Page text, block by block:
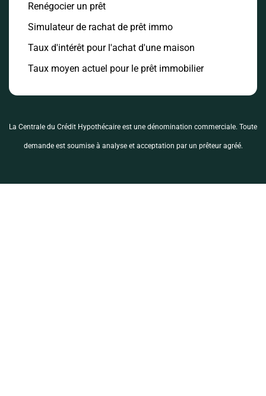
Renégocier un prêt
Simulateur de rachat de prêt immo
Taux d'intérêt pour l'achat d'une maison
Taux moyen actuel pour le prêt immobilier
La Centrale du Crédit Hypothécaire est une dénomination commerciale. Toute
demande est soumise à analyse et acceptation par un prêteur agréé.